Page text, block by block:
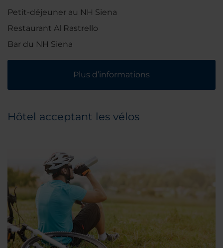
Petit-déjeuner au NH Siena
Restaurant Al Rastrello
Bar du NH Siena
Plus d’informations
Hôtel acceptant les vélos